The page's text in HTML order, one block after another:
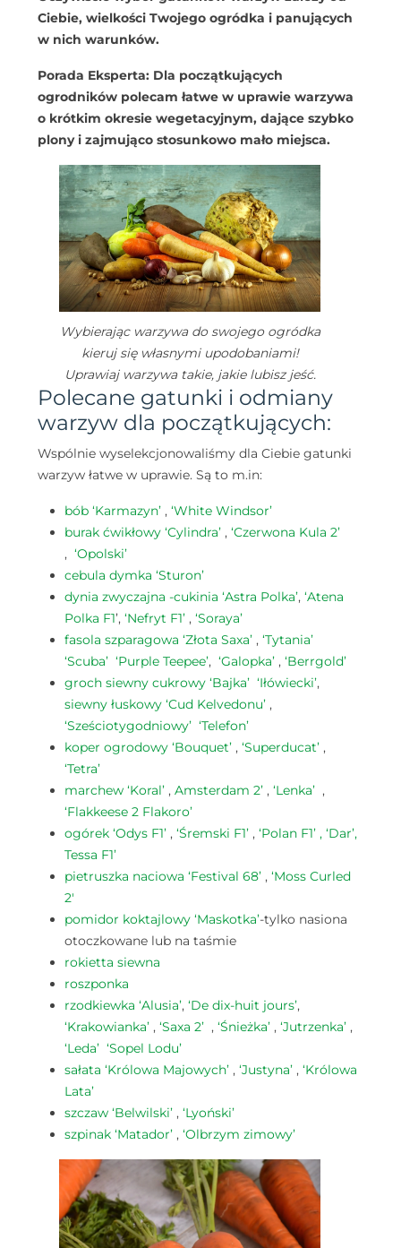
Ciebie, wielkości Twojego ogródka i panujących
w nich warunków.
Porada Eksperta: Dla początkujących
ogrodników polecam łatwe w uprawie warzywa
o krótkim okresie wegetacyjnym, dające szybko
plony i zajmująco stosunkowo mało miejsca.
Wybierając warzywa do swojego ogródka
kieruj się własnymi upodobaniami!
Uprawiaj warzywa takie, jakie lubisz jeść.
Polecane gatunki i odmiany
warzyw dla początkujących:
Wspólnie wyselekcjonowaliśmy dla Ciebie gatunki
warzyw łatwe w uprawie. Są to m.in:
bób ‘Karmazyn’ , ‘White Windsor’
burak ćwikłowy ‘Cylindra’ , ‘Czerwona Kula 2’
, ‘Opolski’
cebula dymka ‘Sturon’
dynia zwyczajna -cukinia ‘Astra Polka’, ‘Atena
Polka F1’, ‘Nefryt F1’ , ‘Soraya’
fasola szparagowa ‘Złota Saxa’ , ‘Tytania’
‘Scuba’ ‘Purple Teepee’, ‘Galopka’ , ‘Berrgold’
groch siewny cukrowy ‘Bajka’ ‘Iłówiecki’,
siewny łuskowy ‘Cud Kelvedonu’ ,
‘Sześciotygodniowy’ ‘Telefon’
koper ogrodowy ‘Bouquet’ , ‘Superducat’ ,
‘Tetra’
marchew ‘Koral’ , Amsterdam 2’ , ‘Lenka’ ,
‘Flakkeese 2 Flakoro’
ogórek ‘Odys F1’ , ‘Śremski F1’ , ‘Polan F1’ , ‘Dar’,
Tessa F1’
pietruszka naciowa ‘Festival 68’ , ‘Moss Curled
2′
pomidor koktajlowy ‘Maskotka’-tylko nasiona
otoczkowane lub na taśmie
rokietta siewna
roszponka
rzodkiewka ‘Alusia’, ‘De dix-huit jours’,
‘Krakowianka’ , ‘Saxa 2’ , ‘Śnieżka’ , ‘Jutrzenka’ ,
‘Leda’ ‘Sopel Lodu’
sałata ‘Królowa Majowych’ , ‘Justyna’ , ‘Królowa
Lata’
szczaw ‘Belwilski’ , ‘Lyoński’
szpinak ‘Matador’ , ‘Olbrzym zimowy’